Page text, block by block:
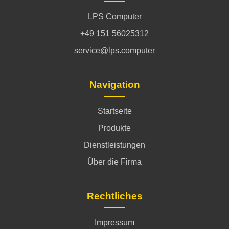
LPS Computer
+49 151 56025312
service@lps.computer
Navigation
Startseite
Produkte
Dienstleistungen
Über die Firma
Rechtliches
Impressum